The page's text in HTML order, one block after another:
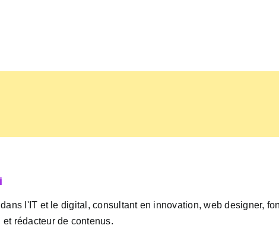
l'IT et le digital, consultant en innovation, web designer,
rédacteur de contenus.